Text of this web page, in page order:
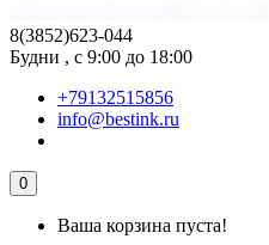
8(3852)623-044
Будни , с 9:00 до 18:00
+79132515856
info@bestink.ru
0
Ваша корзина пуста!